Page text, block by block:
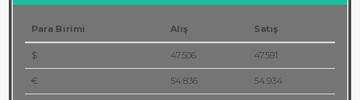
Para Birimi Alış Satış
$ 47.506 47.591
€ 54.836 54.934